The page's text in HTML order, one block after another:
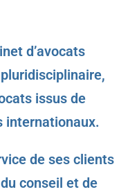
d’avocats
issus de
internationaux.
de ses clients
conseil et de